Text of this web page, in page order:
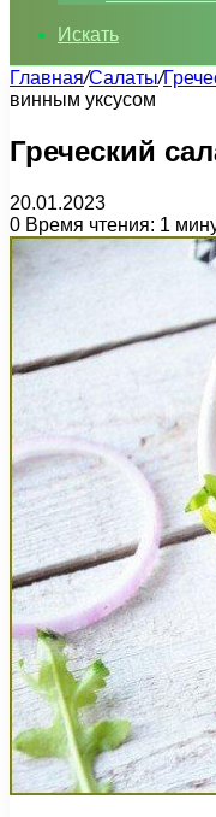
Искать
Главная/Салаты/
винным уксусом
Греческий
20.01.2023
0 Время чтения: 1